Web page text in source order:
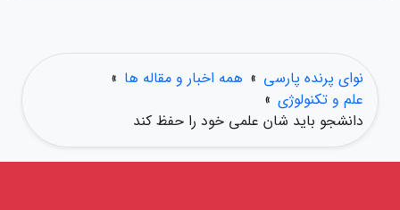
نوای پرنده پارسی » همه اخبار و مقاله ها »
علم و تکنولوژی »
دانشجو باید شان علمی خود را حفظ کند